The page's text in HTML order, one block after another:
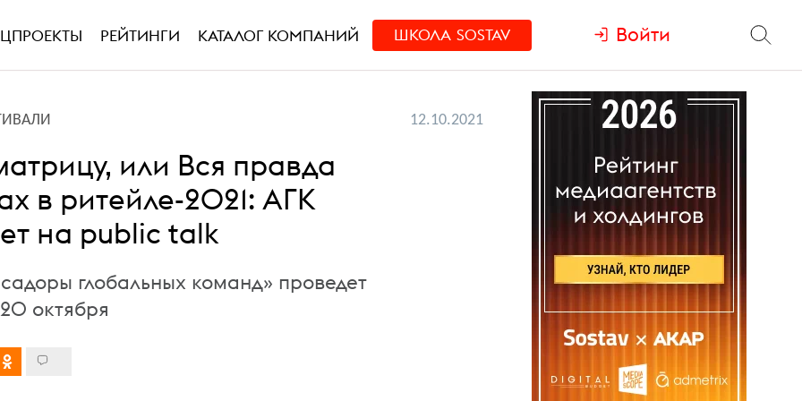
РЕЙТИНГИ КАТАЛОГ КОМПАНИЙ ШКОЛА SOSTAV Войти
12.10.2021
или Вся правда
в ритейле-2021: АГК
на public talk
глобальных команд» проведет
октября